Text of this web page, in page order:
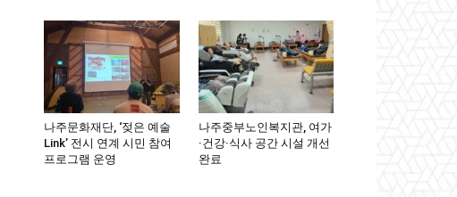
나주문화재단, ‘젖은 예술
Link’ 전시 연계 시민 참여
프로그램 운영
나주중부노인복지관, 여가
·건강·식사 공간 시설 개선
완료